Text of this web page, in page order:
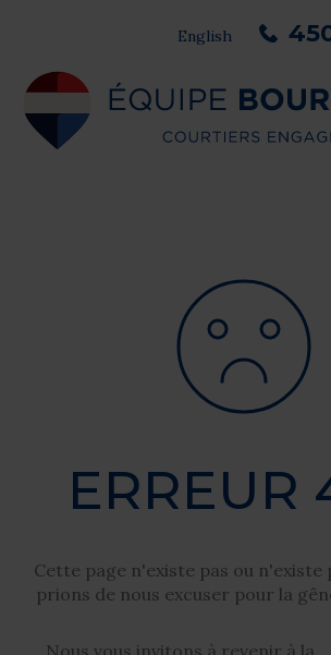
English
ERREUR
Cette page n'existe pas ou n'existe
prions de nous excuser pour la
Nous vous invitons à revenir à la